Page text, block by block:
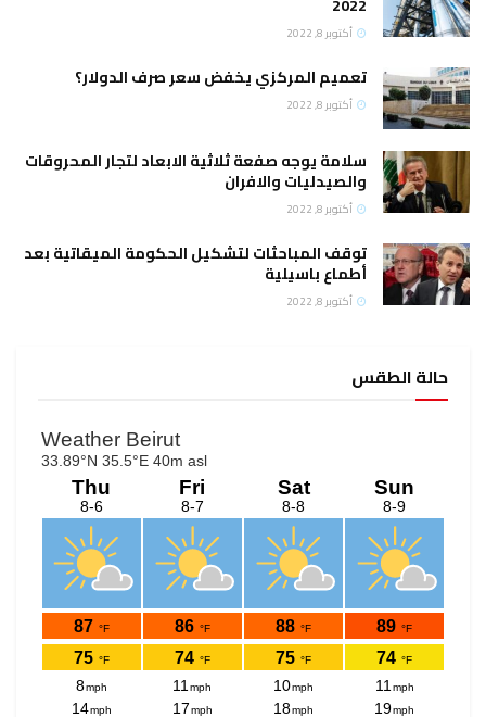
أكتوبر 8, 2022
تعميم المركزي يخفض سعر صرف الدولار؟
أكتوبر 8, 2022
سلامة يوجه صفعة ثلاثية الابعاد لتجار المحروقات
والصيدليات والافران
أكتوبر 8, 2022
توقف المباحثات لتشكيل الحكومة الميقاتية بعد
أطماع باسيلية
أكتوبر 8, 2022
حالة الطقس